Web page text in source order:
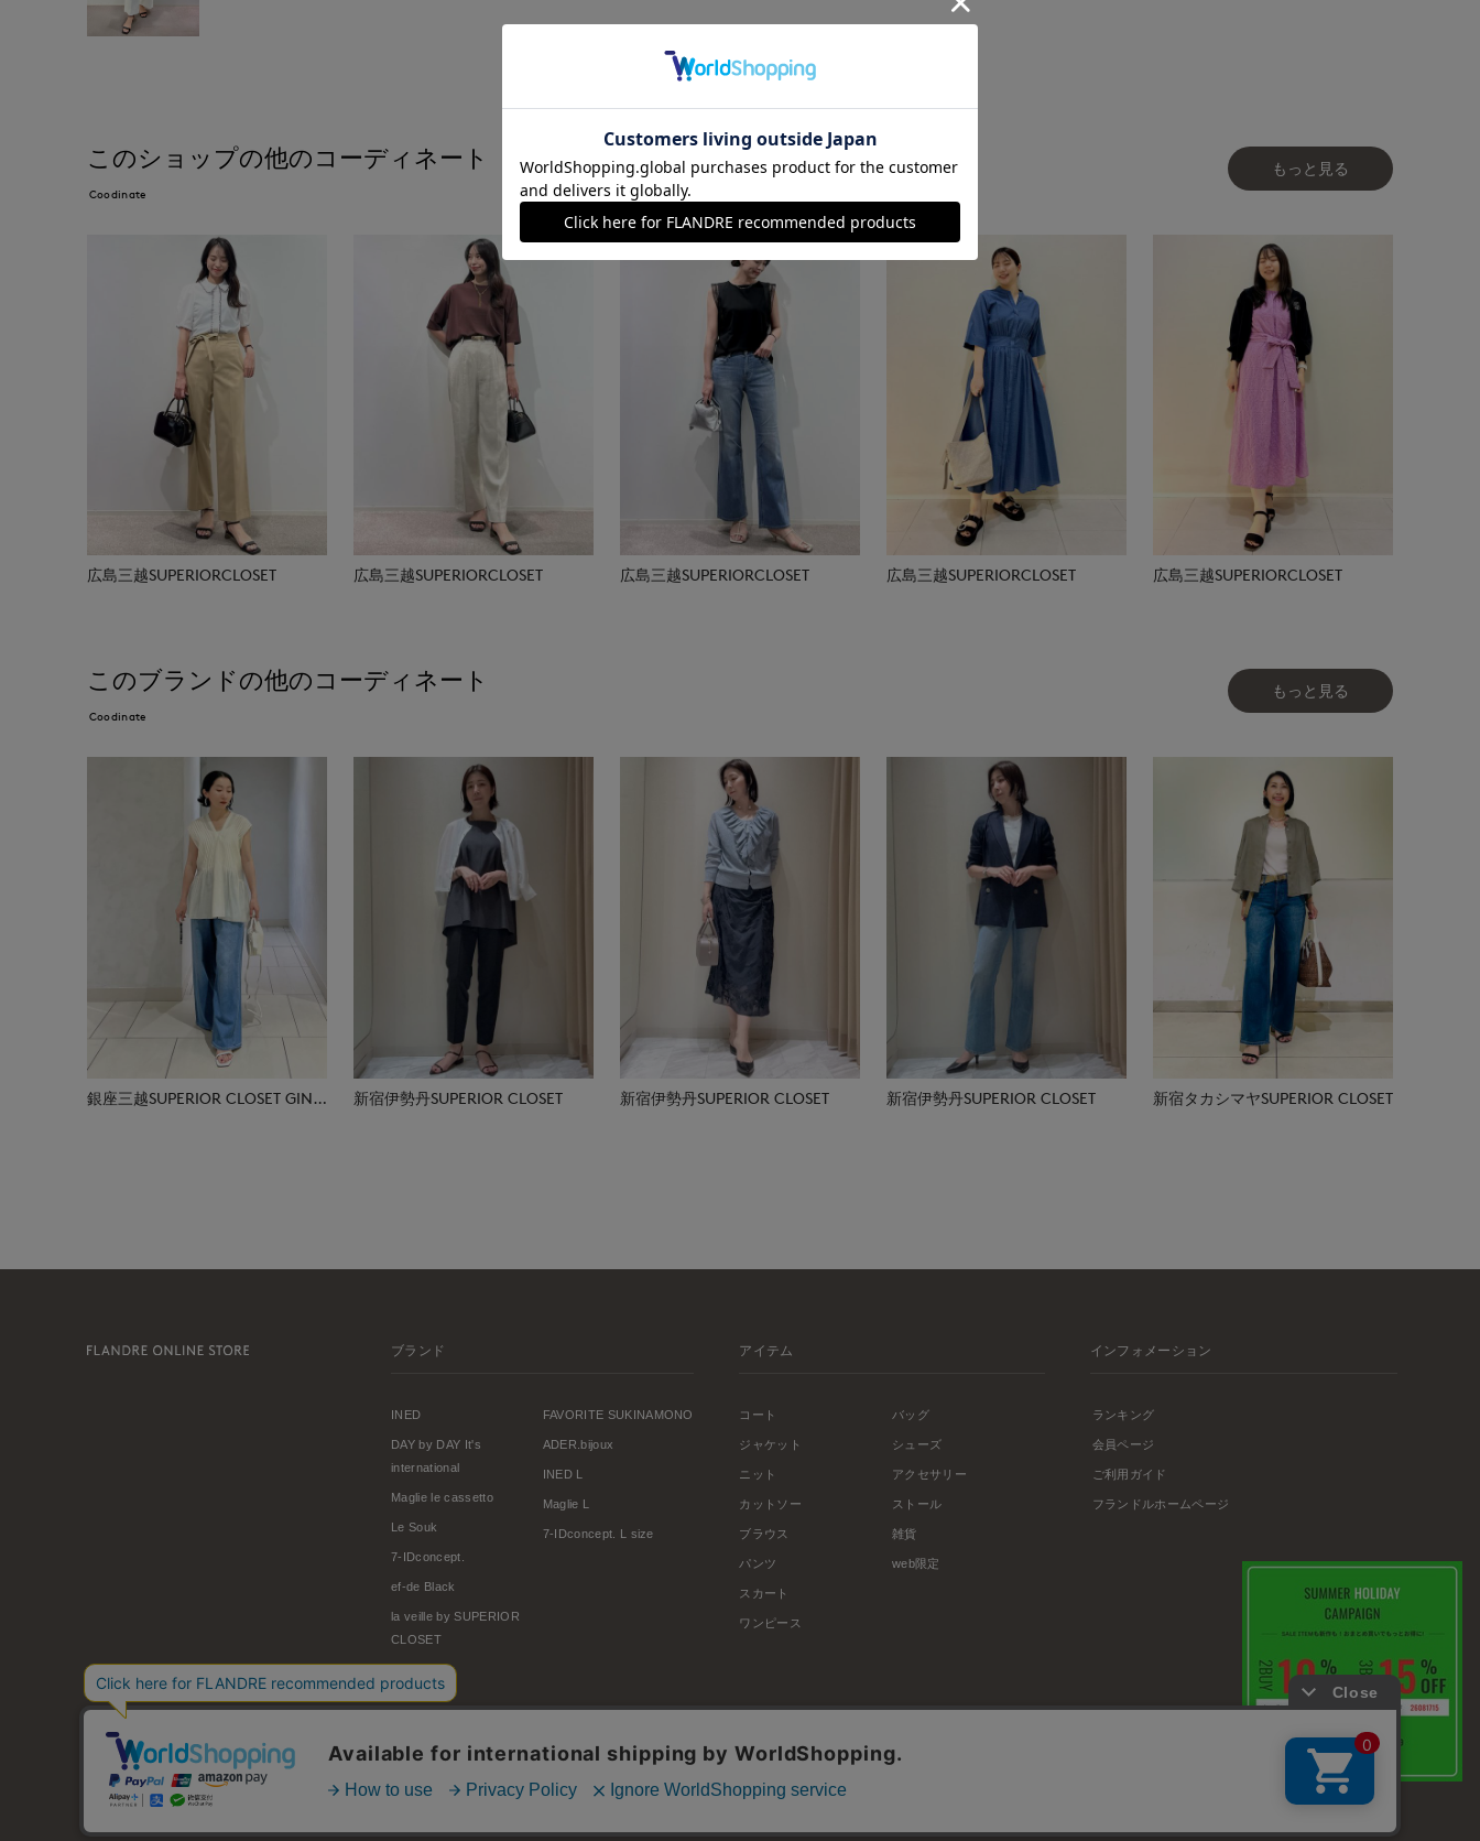
このショップの他のコーディネート
Coodinate
もっと見る
広島三越SUPERIORCLOSET 広島三越SUPERIORCLOSET 広島三越SUPERIORCLOSET 広島三越SUPERIORCLOSET 広島三越SUPERIORCLOSET
このブランドの他のコーディネート
Coodinate
もっと見る
銀座三越SUPERIOR CLOSET GINZA 新宿伊勢丹SUPERIOR CLOSET 新宿伊勢丹SUPERIOR CLOSET 新宿伊勢丹SUPERIOR CLOSET 新宿タカシマヤSUPERIOR CLOSET
ブランド
INED
DAY by DAY It's
international
Maglie le cassetto
Le Souk
7-IDconcept.
ef-de Black
la veille by SUPERIOR
CLOSET
FAVORITE SUKINAMONO
ADER.bijoux
INED L
Maglie L
7-IDconcept. L size
アイテム
コート
ジャケット
ニット
カットソー
ブラウス
パンツ
スカート
ワンピース
バッグ
シューズ
アクセサリー
ストール
雑貨
web限定
インフォメーション
ランキング
会員ページ
ご利用ガイド
フランドルホームページ
© FLANDRE CO., LTD.